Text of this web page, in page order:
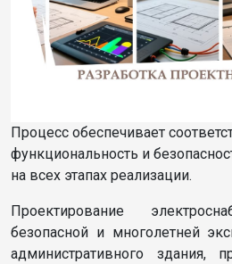
Процесс обеспечивает
функциональность и
на всех этапах реализации.
Проектирование
безопасной и многолетней
административного здания,